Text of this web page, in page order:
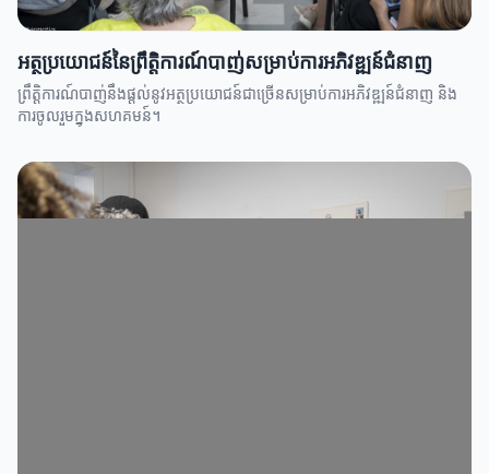
អត្ថប្រយោជន៍នៃព្រឹតិ្តការណ៍បាញ់សម្រាប់ការអភិវឌ្ឍន៍ជំនាញ
ព្រឹតិ្តការណ៍បាញ់នឹងផ្តល់នូវអត្ថប្រយោជន៍ជាច្រើនសម្រាប់ការអភិវឌ្ឍន៍ជំនាញ និង
ការចូលរួមក្នុងសហគមន៍។